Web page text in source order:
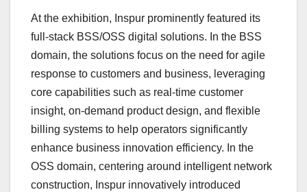
At the exhibition, Inspur prominently featured its
full-stack BSS/OSS digital solutions. In the BSS
domain, the solutions focus on the need for agile
response to customers and business, leveraging
core capabilities such as real-time customer
insight, on-demand product design, and flexible
billing systems to help operators significantly
enhance business innovation efficiency. In the
OSS domain, centering around intelligent network
construction, Inspur innovatively introduced